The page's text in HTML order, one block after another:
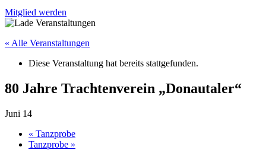
Mitglied werden
« Alle Veranstaltungen
Diese Veranstaltung hat bereits stattgefunden.
80 Jahre Trachtenverein „Donautaler“
Juni 14
« Tanzprobe
Tanzprobe »